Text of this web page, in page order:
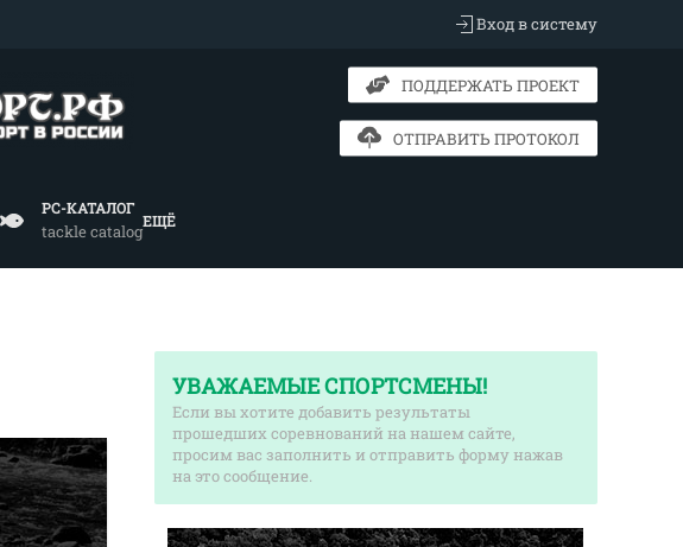
Вход в систему
ПОДДЕРЖАТЬ ПРОЕКТ
ОТПРАВИТЬ ПРОТОКОЛ
РС-КАТАЛОГ
tackle catalog
ЕЩЁ
УВАЖАЕМЫЕ СПОРТСМЕНЫ!
Если вы хотите добавить результаты
прошедших соревнований на нашем сайте,
просим вас заполнить и отправить форму нажав
на это сообщение.